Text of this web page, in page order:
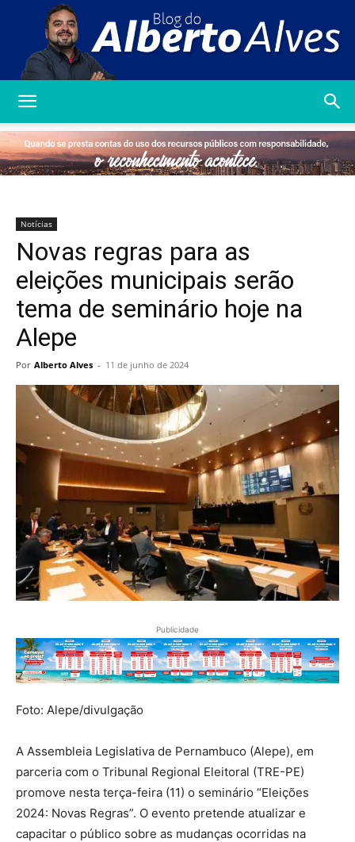
Alberto
Notícias
Novas regras para as
eleições municipais serão
tema de seminário hoje na
Alepe
Por Alberto Alves - 11 de junho de 2024
Publicidade
Foto: Alepe/divulgação
A Assembleia Legislativa de Pernambuco (Alepe), em
parceria com o Tribunal Regional Eleitoral (TRE-PE)
promove nesta terça-feira (11) o seminário “Eleições
2024: Novas Regras”. O evento pretende atualizar e
capacitar o público sobre as mudanças ocorridas na